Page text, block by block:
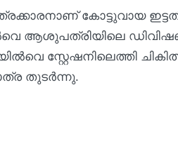
കോട്ടുവായ
ആശുപത്രിയിലെ
സ്റ്റേഷനിലെത്തി
തുടർന്നു.